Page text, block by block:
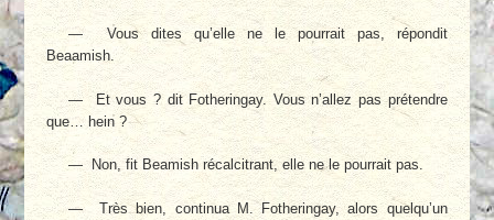
— Vous dites qu’elle ne le pourrait pas, ré­pondit
Beaamish.
— Et vous ? dit Fotheringay. Vous n’allez pas prétendre
que… hein ?
— Non, fit Beamish récalcitrant, elle ne le pourrait pas.
— Très bien, continua M. Fotheringay, alors quelqu’un